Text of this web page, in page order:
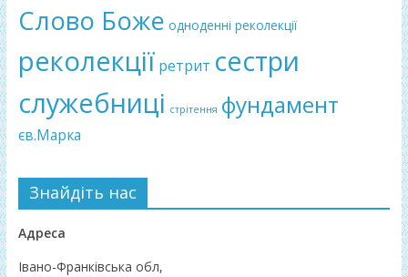
Слово Боже одноденні реколекції
реколекції ретрит сестри
служебниці стрітення фундамент
єв.Марка
Знайдіть нас
Адреса
Івано-Франківська обл,